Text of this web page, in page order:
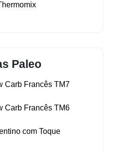
Paleo
Carb Francês TM7
Carb Francês TM6
com Toque